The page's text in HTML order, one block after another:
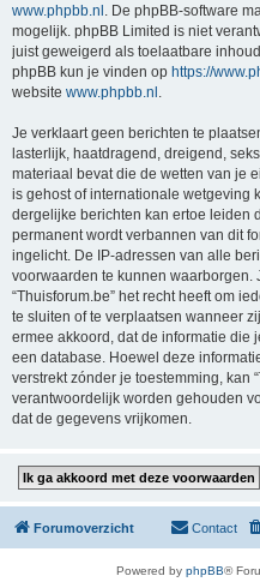
www.phpbb.nl . De phpBB-software
mogelijk. phpBB Limited is niet
juist geweigerd als toelaatbare
phpBB kun je vinden op https://
website www.phpbb.nl .
Je verklaart geen berichten te
lasterlijk, haatdragend, dreigend,
materiaal bevat die de wetten van je
is gehost of internationale wetgeving
dergelijke berichten kan ertoe leiden
permanent wordt verbannen van dit
ingelicht. De IP-adressen van alle
voorwaarden te kunnen waarborgen.
“Thuisforum.be” het recht heeft om
te sluiten of te verplaatsen wanneer
ermee akkoord, dat de informatie die
een database. Hoewel deze
verstrekt zónder je toestemming, kan
verantwoordelijk worden gehouden
dat de gegevens vrijkomen.
Forumoverzicht Contact
Powered by phpBB®